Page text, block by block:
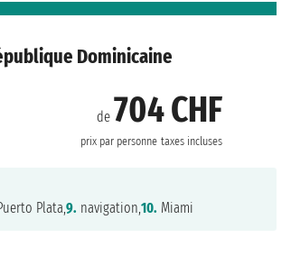
Dominicaine
de 704 CHF
prix par personne taxes incluses
Plata,9. navigation,10. Miami